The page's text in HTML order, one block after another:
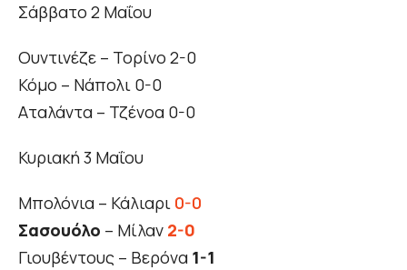
Σάββατο 2 Μαΐου
Ουντινέζε – Τορίνο 2-0
Κόμο – Νάπολι 0-0
Αταλάντα – Τζένοα 0-0
Κυριακή 3 Μαΐου
Μπολόνια – Κάλιαρι 0-0
Σασουόλο – Μίλαν 2-0
Γιουβέντους – Βερόνα 1-1